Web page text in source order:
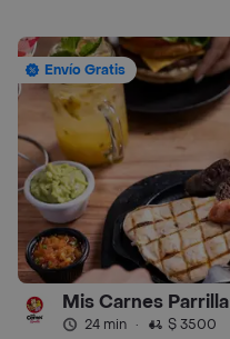
Envío Gratis
Mis Carnes Parrilla
24 min · $ 3500